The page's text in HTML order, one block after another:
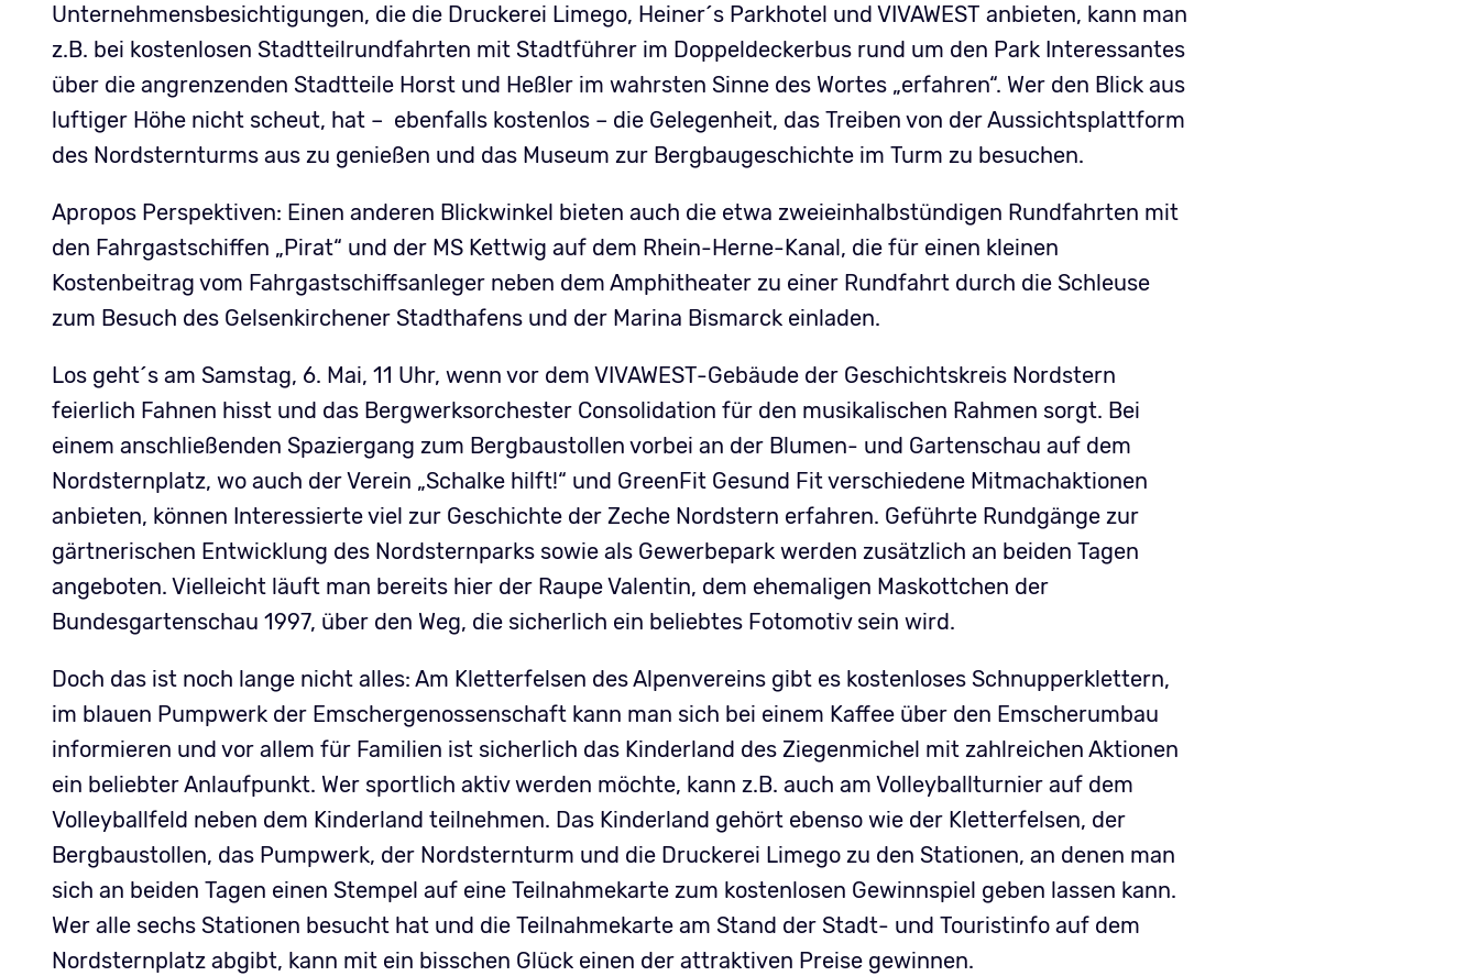
Unternehmensbesichtigungen, die die Druckerei Limego, Heiner´s Parkhotel und VIVAWEST anbieten, kann man
z.B. bei kostenlosen Stadtteilrundfahrten mit Stadtführer im Doppeldeckerbus rund um den Park Interessantes
über die angrenzenden Stadtteile Horst und Heßler im wahrsten Sinne des Wortes „erfahren“. Wer den Blick aus
luftiger Höhe nicht scheut, hat – ebenfalls kostenlos – die Gelegenheit, das Treiben von der Aussichtsplattform
des Nordsternturms aus zu genießen und das Museum zur Bergbaugeschichte im Turm zu besuchen.
Apropos Perspektiven: Einen anderen Blickwinkel bieten auch die etwa zweieinhalbstündigen Rundfahrten mit
den Fahrgastschiffen „Pirat“ und der MS Kettwig auf dem Rhein-Herne-Kanal, die für einen kleinen
Kostenbeitrag vom Fahrgastschiffsanleger neben dem Amphitheater zu einer Rundfahrt durch die Schleuse
zum Besuch des Gelsenkirchener Stadthafens und der Marina Bismarck einladen.
Los geht´s am Samstag, 6. Mai, 11 Uhr, wenn vor dem VIVAWEST-Gebäude der Geschichtskreis Nordstern
feierlich Fahnen hisst und das Bergwerksorchester Consolidation für den musikalischen Rahmen sorgt. Bei
einem anschließenden Spaziergang zum Bergbaustollen vorbei an der Blumen- und Gartenschau auf dem
Nordsternplatz, wo auch der Verein „Schalke hilft!“ und GreenFit Gesund Fit verschiedene Mitmachaktionen
anbieten, können Interessierte viel zur Geschichte der Zeche Nordstern erfahren. Geführte Rundgänge zur
gärtnerischen Entwicklung des Nordsternparks sowie als Gewerbepark werden zusätzlich an beiden Tagen
angeboten. Vielleicht läuft man bereits hier der Raupe Valentin, dem ehemaligen Maskottchen der
Bundesgartenschau 1997, über den Weg, die sicherlich ein beliebtes Fotomotiv sein wird.
Doch das ist noch lange nicht alles: Am Kletterfelsen des Alpenvereins gibt es kostenloses Schnupperklettern,
im blauen Pumpwerk der Emschergenossenschaft kann man sich bei einem Kaffee über den Emscherumbau
informieren und vor allem für Familien ist sicherlich das Kinderland des Ziegenmichel mit zahlreichen Aktionen
ein beliebter Anlaufpunkt. Wer sportlich aktiv werden möchte, kann z.B. auch am Volleyballturnier auf dem
Volleyballfeld neben dem Kinderland teilnehmen. Das Kinderland gehört ebenso wie der Kletterfelsen, der
Bergbaustollen, das Pumpwerk, der Nordsternturm und die Druckerei Limego zu den Stationen, an denen man
sich an beiden Tagen einen Stempel auf eine Teilnahmekarte zum kostenlosen Gewinnspiel geben lassen kann.
Wer alle sechs Stationen besucht hat und die Teilnahmekarte am Stand der Stadt- und Touristinfo auf dem
Nordsternplatz abgibt, kann mit ein bisschen Glück einen der attraktiven Preise gewinnen.